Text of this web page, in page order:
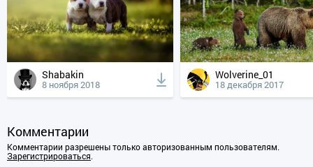
Shabakin
8 ноября 2018
Wolverine_01
18 декабря 2017
Комментарии
Комментарии разрешены только авторизованным пользователям.
Зарегистрироваться.